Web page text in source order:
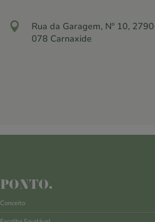

Rua da Garagem, Nº 10,
078 Carnaxide
PONTO.
Conceito